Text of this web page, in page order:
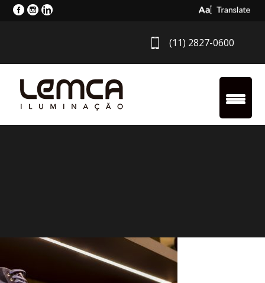
Select
(11) 2827-0600